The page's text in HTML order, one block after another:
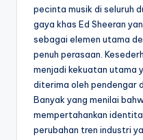
pecinta musik di seluruh
gaya khas Ed Sheeran
sebagai elemen utama
penuh perasaan.
menjadi kekuatan utama
diterima oleh pendengar
Banyak yang menilai
mempertahankan
perubahan tren industri